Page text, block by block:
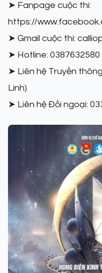
➤ Fanpage cuộc thi:
https://
➤ Gmail cuộc thi:
➤ Hotline: 0387632580
➤ Liên hệ Truyền
Linh)
➤ Liên hệ Đối ngoại: